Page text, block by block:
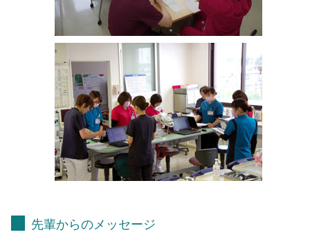
先輩からのメッセージ